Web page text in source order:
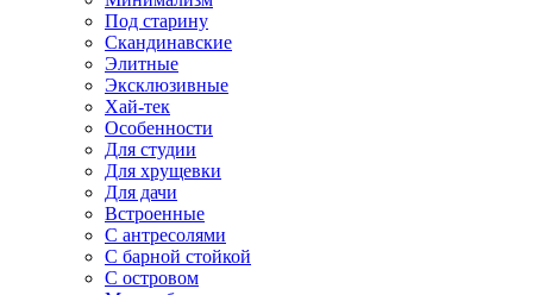
Под старину
Скандинавские
Элитные
Эксклюзивные
Хай-тек
Особенности
Для студии
Для хрущевки
Для дачи
Встроенные
С антресолями
С барной стойкой
С островом